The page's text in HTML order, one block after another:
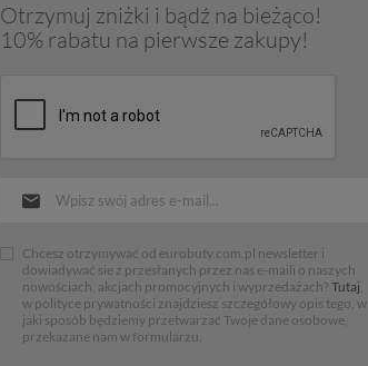
Otrzymuj zniżki i bądź na bieżąco!
10% rabatu na pierwsze zakupy!
Chcesz otrzymywać od eurobuty.com.pl newsletter i
dowiadywać sie z przesłanych przez nas e-maili o naszych
nowościach, akcjach promocyjnych i wyprzedażach? Tutaj,
w polityce prywatności znajdziesz szczegółowy opis tego, w
jaki sposób będziemy przetwarzać Twoje dane osobowe,
przekazane nam w formularzu.